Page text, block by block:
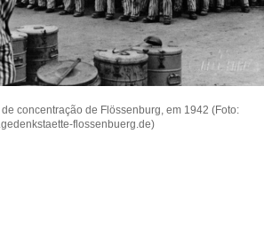
concentração de Flössenburg, em 1942 (Foto:
flossenbuerg.de)